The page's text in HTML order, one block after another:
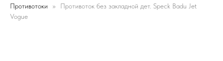
Противотоки
Противоток без закладной дет. Speck Badu Jet
Vogue